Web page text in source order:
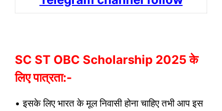
SC ST OBC Scholarship 2025 के
लिए पात्रता:-
• इसके लिए भारत के मूल निवासी होना चाहिए तभी आप इस